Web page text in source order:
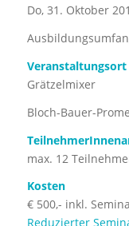
Do, 31. Oktober
Veranstaltungsort
Grätzelmixer
Bloch-Bauer-
max. 12
Kosten
€ 500,- inkl.
Reduzierter